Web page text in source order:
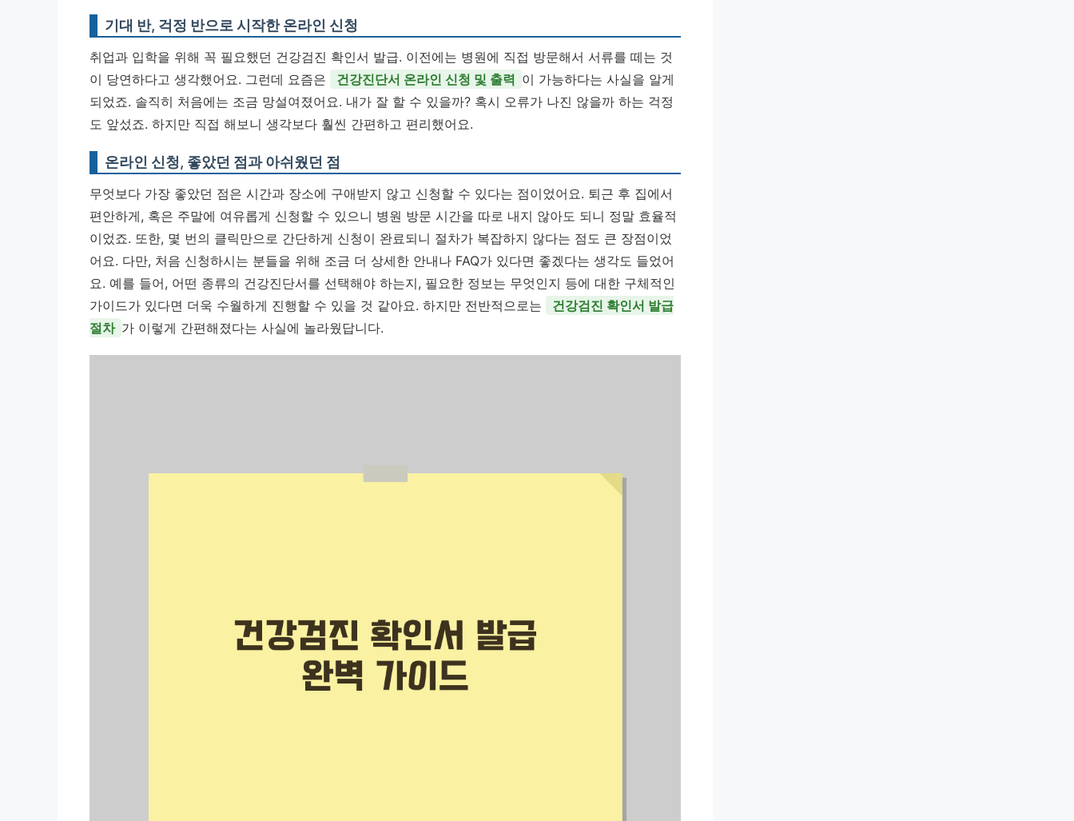
기대 반, 걱정 반으로 시작한 온라인 신청
취업과 입학을 위해 꼭 필요했던 건강검진 확인서 발급. 이전에는 병원에 직접 방문해서 서류를 떼는 것
이 당연하다고 생각했어요. 그런데 요즘은
건강진단서 온라인 신청 및 출력 이 가능하다는 사실을 알게
되었죠. 솔직히 처음에는 조금 망설여졌어요. 내가 잘 할 수 있을까? 혹시 오류가 나진 않을까 하는 걱정
도 앞섰죠. 하지만 직접 해보니 생각보다 훨씬 간편하고 편리했어요.
온라인 신청, 좋았던 점과 아쉬웠던 점
무엇보다 가장 좋았던 점은 시간과 장소에 구애받지 않고 신청할 수 있다는 점이었어요. 퇴근 후 집에서
편안하게, 혹은 주말에 여유롭게 신청할 수 있으니 병원 방문 시간을 따로 내지 않아도 되니 정말 효율적
이었죠. 또한, 몇 번의 클릭만으로 간단하게 신청이 완료되니 절차가 복잡하지 않다는 점도 큰 장점이었
어요. 다만, 처음 신청하시는 분들을 위해 조금 더 상세한 안내나 FAQ가 있다면 좋겠다는 생각도 들었어
요. 예를 들어, 어떤 종류의 건강진단서를 선택해야 하는지, 필요한 정보는 무엇인지 등에 대한 구체적인
가이드가 있다면 더욱 수월하게 진행할 수 있을 것 같아요. 하지만 전반적으로는
건강검진 확인서 발급
절차 가 이렇게 간편해졌다는 사실에 놀라웠답니다.